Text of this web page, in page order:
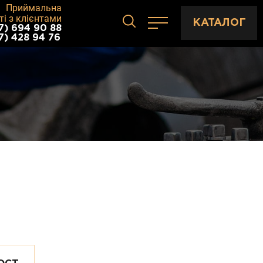
Приймальна
з клієнтами
694 90 88
428 94 76
КАТАЛОГ